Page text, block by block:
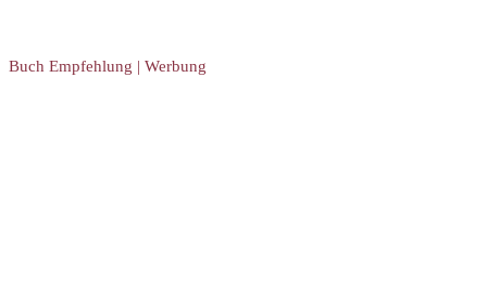
Buch Empfehlung | Werbung